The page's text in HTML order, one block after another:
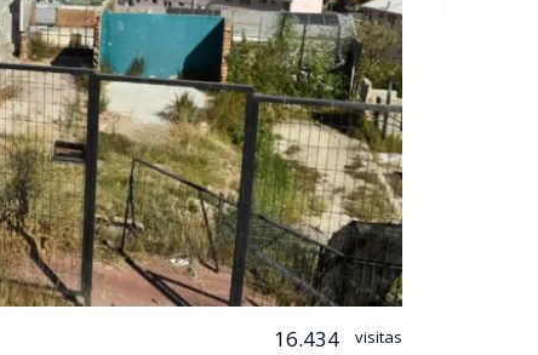
16.434 visitas